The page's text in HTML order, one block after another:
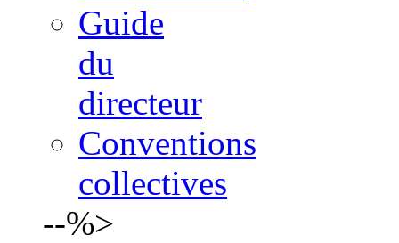
Guide
du
directeur
Conventions
collectives
--%>